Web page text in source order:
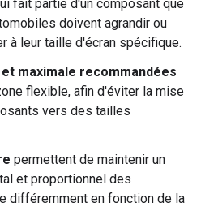
fait partie d'un composant que
doivent agrandir ou
à leur taille d'écran spécifique.
maximale recommandées
flexible, afin d'éviter la mise
vers des tailles
permettent de maintenir un
et proportionnel des
différemment en fonction de la